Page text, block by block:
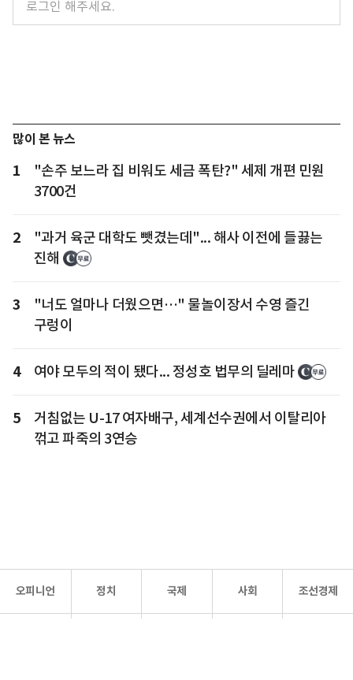
많이 본 뉴스
1
"손주 보느라 집 비워도 세금 폭탄?" 세제 개편 민원
3700건
2
"과거 육군 대학도 뺏겼는데"... 해사 이전에 들끓는
진해
3
"너도 얼마나 더웠으면…" 물놀이장서 수영 즐긴
구렁이
4 여야 모두의 적이 됐다... 정성호 법무의 딜레마
5
거침없는 U-17 여자배구, 세계선수권에서 이탈리아
꺾고 파죽의 3연승
오피니언 정치 국제 사회 조선경제